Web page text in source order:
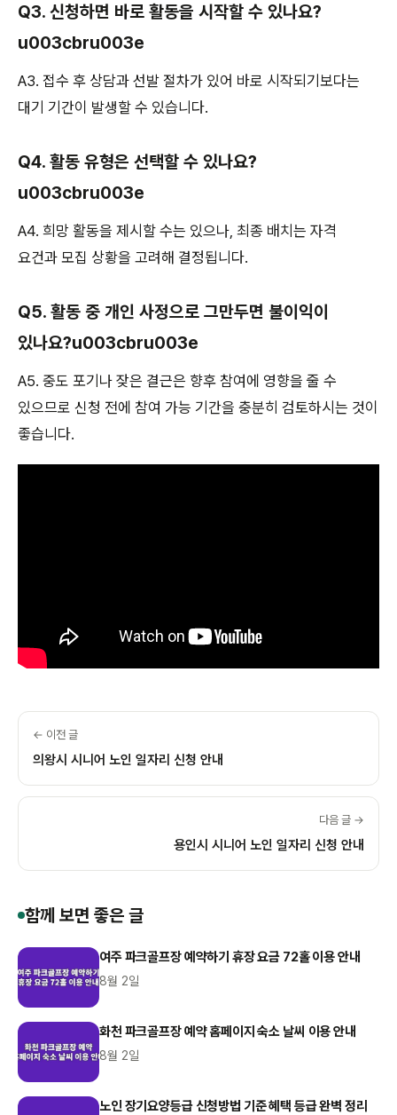
Q3. 신청하면 바로 활동을 시작할 수 있나요?
u003cbru003e
A3. 접수 후 상담과 선발 절차가 있어 바로 시작되기보다는
대기 기간이 발생할 수 있습니다.
Q4. 활동 유형은 선택할 수 있나요?
u003cbru003e
A4. 희망 활동을 제시할 수는 있으나, 최종 배치는 자격
요건과 모집 상황을 고려해 결정됩니다.
Q5. 활동 중 개인 사정으로 그만두면 불이익이
있나요?u003cbru003e
A5. 중도 포기나 잦은 결근은 향후 참여에 영향을 줄 수
있으므로 신청 전에 참여 가능 기간을 충분히 검토하시는 것이
좋습니다.
← 이전 글
의왕시 시니어 노인 일자리 신청 안내
다음 글 →
용인시 시니어 노인 일자리 신청 안내
함께 보면 좋은 글
여주 파크골프장 예약하기 휴장 요금 72홀 이용 안내
8월 2일
화천 파크골프장 예약 홈페이지 숙소 날씨 이용 안내
8월 2일
노인 장기요양등급 신청방법 기준 혜택 등급 완벽 정리